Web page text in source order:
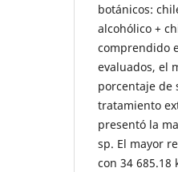
botánicos:
alcohólico +
comprendido
evaluados, el
porcentaje de
tratamiento
presentó la
sp. El mayor
con 34